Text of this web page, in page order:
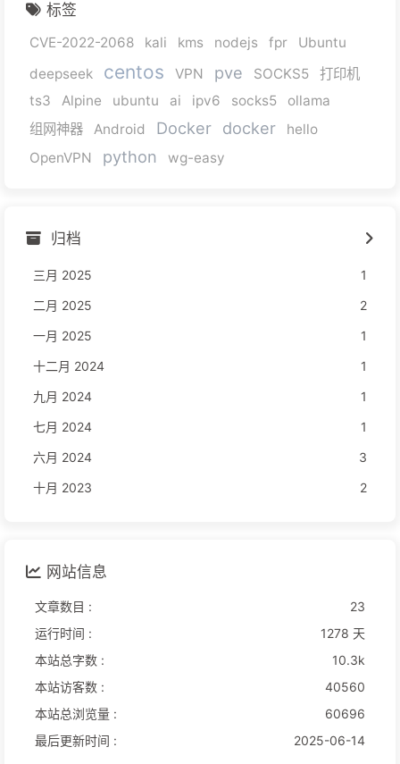
标签
CVE-2022-2068 kali kms nodejs fpr
Ubuntu
deepseek
centos VPN pve SOCKS5
打印机
ts3
Alpine ubuntu ai ipv6 socks5
ollama
组网神器
Android Docker docker
hello
OpenVPN
python wg-easy
归档
三月 2025
1
二月 2025
2
一月 2025
1
十二月 2024
1
九月 2024
1
七月 2024
1
六月 2024
3
十月 2023
2
网站信息
文章数目 :
23
运行时间 :
1278 天
本站总字数 :
10.3k
本站访客数 :
40560
本站总浏览量 :
60696
最后更新时间 :
2025-06-14